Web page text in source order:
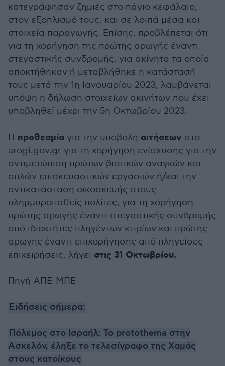
κατεγράφησαν ζημιές στο πάγιο κεφάλαιο,
στον εξοπλισμό τους, και σε λοιπά μέσα και
στοιχεία παραγωγής. Επίσης, προβλέπεται ότι
για τη χορήγηση της πρώτης αρωγής έναντι
στεγαστικής συνδρομής, για ακίνητα τα οποία
αποκτήθηκαν ή μεταβλήθηκε η κατάστασή
τους μετά την 1η Ιανουαρίου 2023, λαμβάνεται
υπόψη η δήλωση στοιχείων ακινήτων που έχει
υποβληθεί μέχρι την 5η Οκτωβρίου 2023.
Η προθεσμία για την υποβολή αιτήσεων στο
arogi.gov.gr για τη χορήγηση ενίσχυσης για την
αντιμετώπιση πρώτων βιοτικών αναγκών και
απλών επισκευαστικών εργασιών ή/και την
αντικατάσταση οικοσκευής στους
πλημμυροπαθείς πολίτες, για τη χορήγηση
πρώτης αρωγής έναντι στεγαστικής συνδρομής
από ιδιοκτήτες πληγέντων κτιρίων και πρώτης
αρωγής έναντι επιχορήγησης από πληγείσες
επιχειρήσεις, λήγει στις 31 Οκτωβρίου.
Πηγή ΑΠΕ-ΜΠΕ
Ειδήσεις σήμερα:
Πόλεμος στο Ισραήλ: Το protothema στην
Ασκελόν, έληξε το τελεσίγραφο της Χαμάς
στους κατοίκους